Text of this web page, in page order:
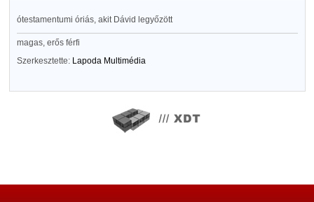
ótestamentumi óriás, akit Dávid legyőzött
magas, erős férfi
Szerkesztette: Lapoda Multimédia